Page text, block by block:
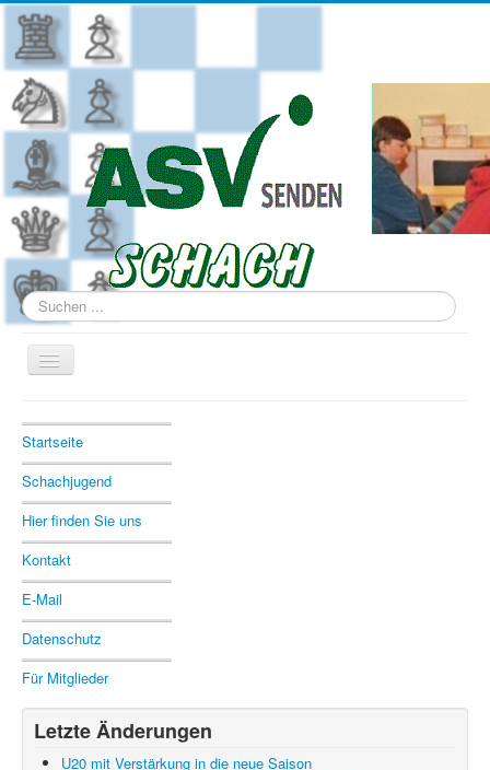
Suchen
...
Navigation
an/aus
Aktuelle Seite: Startseite
Startseite
Schachjugend
Hier finden Sie uns
Kontakt
E-Mail
Datenschutz
Für Mitglieder
Letzte Änderungen
U20 mit Verstärkung in die neue Saison